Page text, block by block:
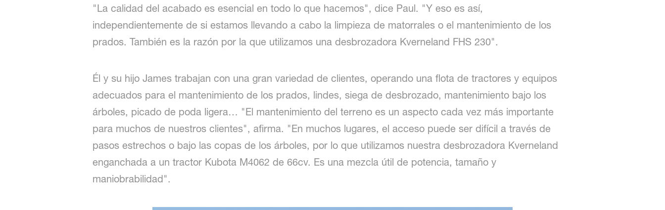
"La calidad del acabado es esencial en todo lo que hacemos", dice Paul. "Y eso es así,
independientemente de si estamos llevando a cabo la limpieza de matorrales o el mantenimiento de los
prados. También es la razón por la que utilizamos una desbrozadora Kverneland FHS 230".
Él y su hijo James trabajan con una gran variedad de clientes, operando una flota de tractores y equipos
adecuados para el mantenimiento de los prados, lindes, siega de desbrozado, mantenimiento bajo los
árboles, picado de poda ligera… "El mantenimiento del terreno es un aspecto cada vez más importante
para muchos de nuestros clientes", afirma. "En muchos lugares, el acceso puede ser difícil a través de
pasos estrechos o bajo las copas de los árboles, por lo que utilizamos nuestra desbrozadora Kverneland
enganchada a un tractor Kubota M4062 de 66cv. Es una mezcla útil de potencia, tamaño y
maniobrabilidad".